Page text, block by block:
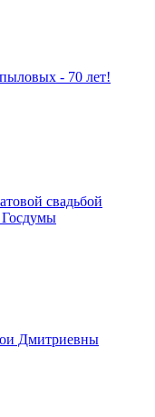
- 70 лет!
свадьбой
Госдумы
Дмитриевны